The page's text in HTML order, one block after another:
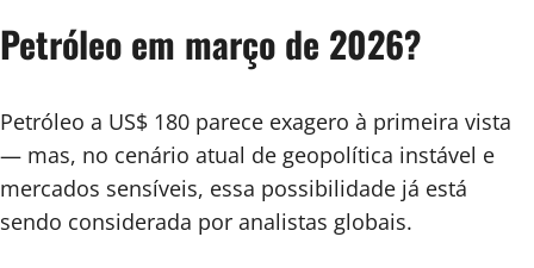
Podem
Mudar
o
Petróleo em março de 2026?
Petróleo a US$ 180 parece exagero à primeira vista
— mas, no cenário atual de geopolítica instável e
mercados sensíveis, essa possibilidade já está
sendo considerada por analistas globais.